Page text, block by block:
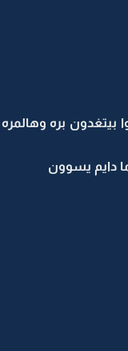
بيتغدون بره
دايم يسوون